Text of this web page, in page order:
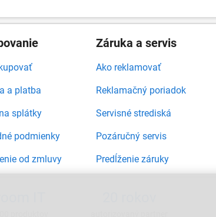
a platba
splátky
podmienky
od zmluvy
Záruka a servis
Ako reklamovať
Reklamačný poriadok
Servisné strediská
Pozáručný servis
Predĺženie záruky
produktov